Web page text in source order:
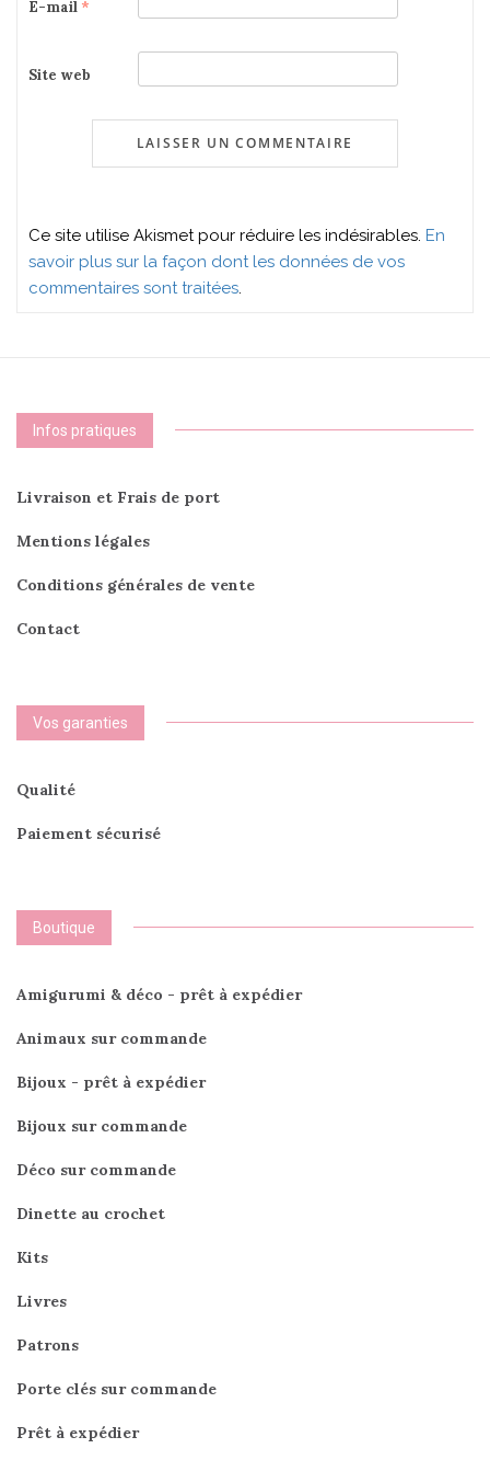
E-mail *
Site web
Ce site utilise Akismet pour réduire les indésirables. En
savoir plus sur la façon dont les données de vos
commentaires sont traitées.
Infos pratiques
Livraison et Frais de port
Mentions légales
Conditions générales de vente
Contact
Vos garanties
Qualité
Paiement sécurisé
Boutique
Amigurumi & déco - prêt à expédier
Animaux sur commande
Bijoux - prêt à expédier
Bijoux sur commande
Déco sur commande
Dinette au crochet
Kits
Livres
Patrons
Porte clés sur commande
Prêt à expédier